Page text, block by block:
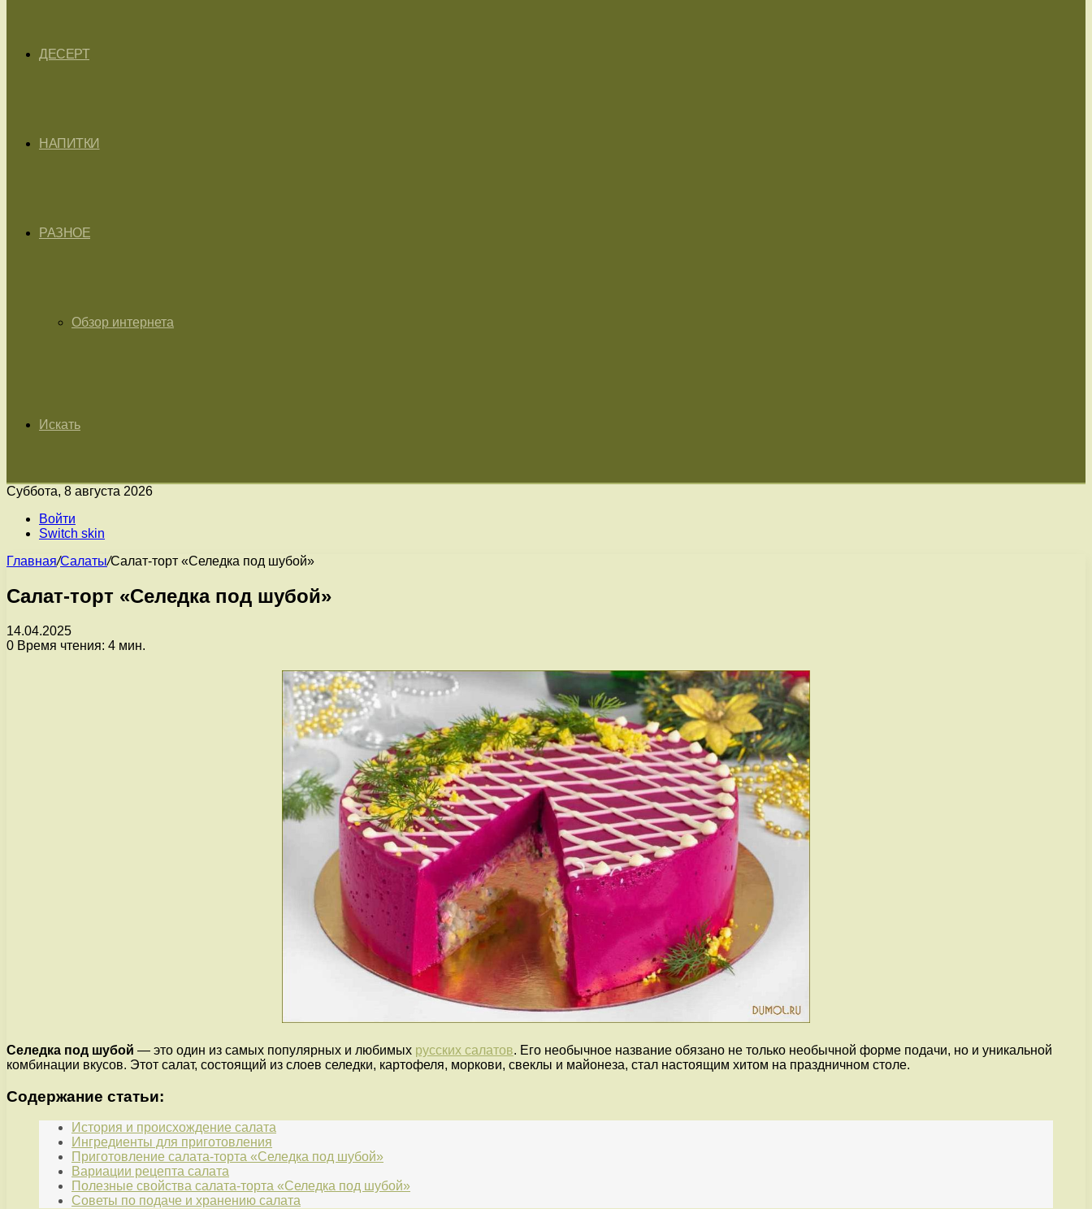
ДЕСЕРТ
НАПИТКИ
РАЗНОЕ
Обзор интернета
Искать
Суббота, 8 августа 2026
Войти
Switch skin
Главная/Салаты/Салат-торт «Селедка под шубой»
Салат-торт «Селедка под шубой»
14.04.2025
0 Время чтения: 4 мин.
Селедка под шубой — это один из самых популярных и любимых русских салатов. Его необычное название обязано не только необычной форме подачи, но и уникальной
комбинации вкусов. Этот салат, состоящий из слоев селедки, картофеля, моркови, свеклы и майонеза, стал настоящим хитом на праздничном столе.
Содержание статьи:
История и происхождение салата
Ингредиенты для приготовления
Приготовление салата-торта «Селедка под шубой»
Вариации рецепта салата
Полезные свойства салата-торта «Селедка под шубой»
Советы по подаче и хранению салата